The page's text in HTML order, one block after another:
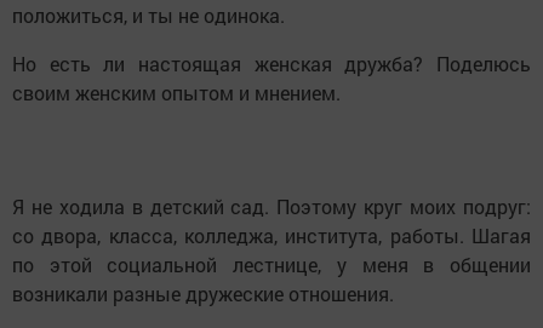
положиться, и ты не одинока.
Но есть ли настоящая женская дружба? Поделюсь
своим женским опытом и мнением.
Я не ходила в детский сад. Поэтому круг моих подруг:
со двора, класса, колледжа, института, работы. Шагая
по этой социальной лестнице, у меня в общении
возникали разные дружеские отношения.